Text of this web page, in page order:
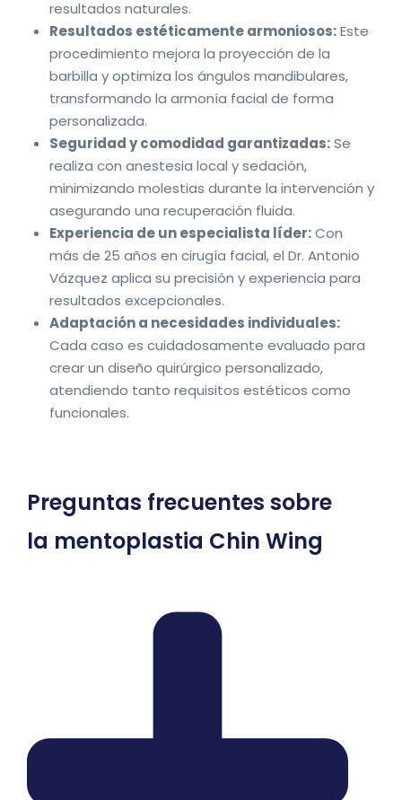
resultados naturales.
Resultados estéticamente armoniosos:Este
procedimiento mejora la proyección de la
barbilla y optimiza los ángulos mandibulares,
transformando la armonía facial de forma
personalizada.
Seguridad y comodidad garantizadas:Se
realiza con anestesia local y sedación,
minimizando molestias durante la intervención y
asegurando una recuperación fluida.
Experiencia de un especialista líder:Con
más de 25 años en cirugía facial, el Dr. Antonio
Vázquez aplica su precisión y experiencia para
resultados excepcionales.
Adaptación a necesidades individuales:
Cada caso es cuidadosamente evaluado para
crear un diseño quirúrgico personalizado,
atendiendo tanto requisitos estéticos como
funcionales.
Preguntas frecuentes sobre
la mentoplastia Chin Wing